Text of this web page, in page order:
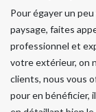
Pour égayer un
paysage, faites
professionnel et
votre extérieur, on
clients, nous vous
pour en bénéficier,